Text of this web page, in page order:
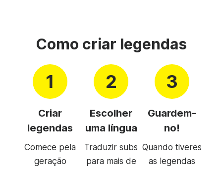
Como criar legendas
Criar
legendas
Comece pela
geração
Escolher
uma língua
Traduzir subs
para mais de
Guardem-
no!
Quando tiveres
as legendas